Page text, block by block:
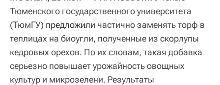
Тюменского государственного университета
(ТюмГУ) предложили частично заменять торф в
теплицах на биоугли, полученные из скорлупы
кедровых орехов. По их словам, такая добавка
серьезно повышает урожайность овощных
культур и микрозелени. Результаты